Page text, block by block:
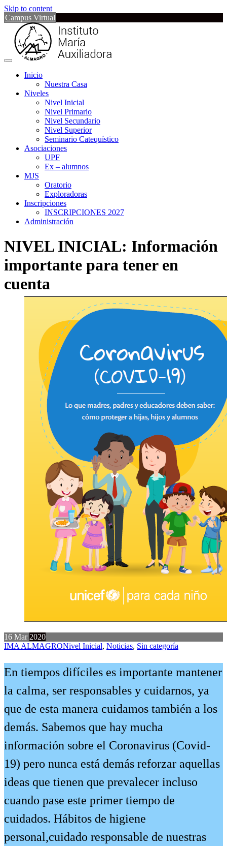
Skip to content
Campus Virtual
Inicio
Nuestra Casa
Niveles
Nivel Inicial
Nivel Primario
Nivel Secundario
Nivel Superior
Seminario Catequístico
Asociaciones
UPF
Ex – alumnos
MJS
Oratorio
Exploradoras
Inscripciones
INSCRIPCIONES 2027
Administración
NIVEL INICIAL: Información
importante para tener en
cuenta
16 Mar2020
IMA ALMAGRONivel Inicial, Noticias, Sin categoría
En tiempos difíciles es importante mantener
la calma, ser responsables y cuidarnos, ya
que de esta manera cuidamos también a los
demás. Sabemos que hay mucha
información sobre el Coronavirus (Covid-
19) pero nunca está demás reforzar aquellas
ideas que tienen que prevalecer incluso
cuando pase este primer tiempo de
cuidados. Hábitos de higiene
personal,cuidado responsable de nuestras